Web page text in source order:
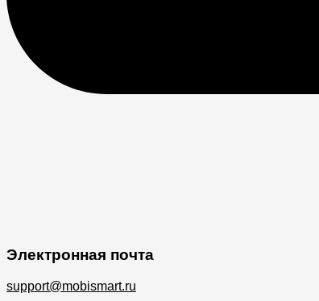
Электронная почта
support@mobismart.ru